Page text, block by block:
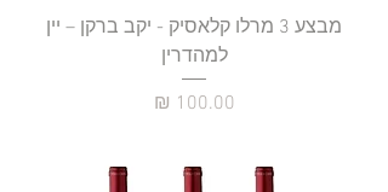
מבצע 3 מרלו קלאסיק - יקב ברקן – יין
למהדרין
מחיר